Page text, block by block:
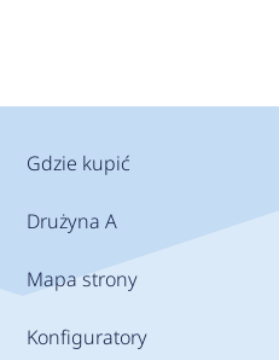
Gdzie kupić
Drużyna A
Mapa strony
Konfiguratory